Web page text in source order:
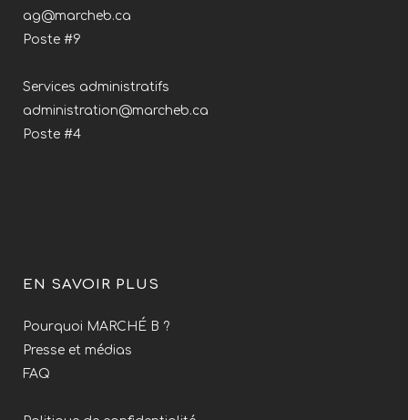
ag@marcheb.ca
Poste #9
Services administratifs
administration@marcheb.ca
Poste #4
EN SAVOIR PLUS
Pourquoi MARCHÉ B ?
Presse et médias
FAQ